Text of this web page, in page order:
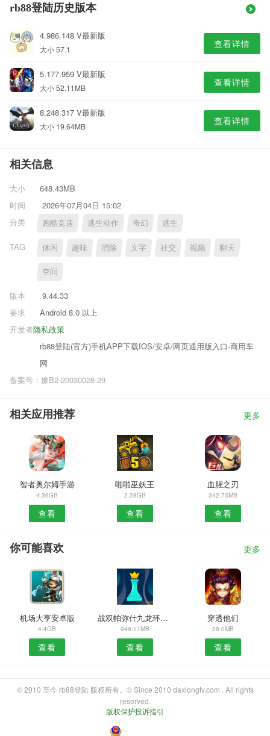
rb88登陆历史版本
4.986.148 V最新版
大小 57.1 查看详情
5.177.959 V最新版
大小 52.11MB 查看详情
8.248.317 V最新版
大小 19.64MB 查看详情
相关信息
大小
648.43MB
时间
2026年07月04日 15:02
分类
跑酷竞速 逃生动作 奇幻 逃生
TAG 休闲 趣味 消除 文字 社交 视频 聊天
空间
版本
9.44.33
要求
Android 8.0 以上
隐私政策
开发者
rb88登陆(官方)手机APP下载IOS/安卓/网页通用版入口-商用车
网
备案号：豫B2-20030028-29
相关应用推荐 更多
智者奥尔姆手游
4.36GB
查看
啪啪巫妖王
2.28GB
查看
血腥之刃
342.73MB
查看
你可能喜欢 更多
机场大亨安卓版
4.4GB
查看
战双帕弥什九龙环城正式服
949.11MB
查看
穿透他们
28.0MB
查看
© 2010 至今 rb88登陆 版权所有。© Since 2010 daxiongtv.com . All rights
reserved.
版权保护投诉指引
・